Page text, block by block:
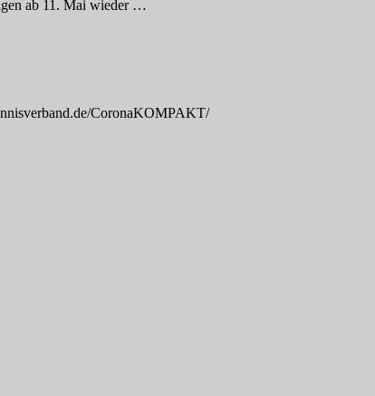
ab 11. Mai wieder …
CoronaKOMPAKT/